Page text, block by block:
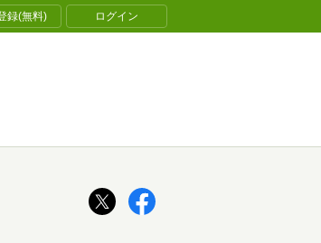
録(無料) ログイン